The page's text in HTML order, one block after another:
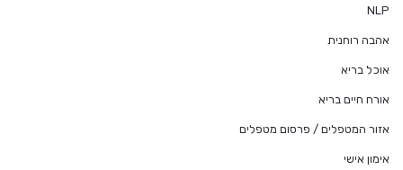
NLP
אהבה רוחנית
אוכל בריא
אורח חיים בריא
אזור המטפלים / פרסום מטפלים
אימון אישי